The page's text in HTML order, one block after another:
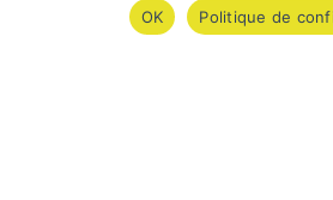
© 2022 - Made with
OK
Politique de